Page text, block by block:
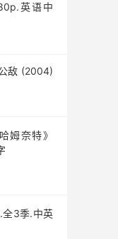
英语中
敌 (2004)
姆奈特》
.全3季.中英